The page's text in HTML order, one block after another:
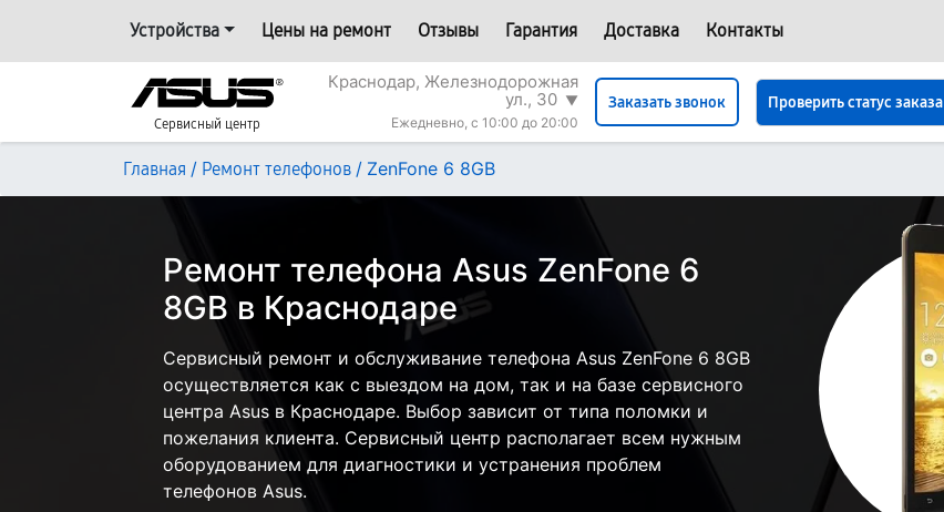
Устройства Цены на ремонт Отзывы Гарантия Доставка Контакты
Сервисный центр
Краснодар, Железнодорожная
ул., 30 ▼
Ежедневно, с 10:00 до 20:00
Заказать звонок Проверить статус заказа
Главная / Ремонт телефонов / ZenFone 6 8GB
Ремонт телефона Asus ZenFone 6
8GB в Краснодаре
Сервисный ремонт и обслуживание телефона Asus ZenFone 6 8GB
осуществляется как с выездом на дом, так и на базе сервисного
центра Asus в Краснодаре. Выбор зависит от типа поломки и
пожелания клиента. Сервисный центр располагает всем нужным
оборудованием для диагностики и устранения проблем
телефонов Asus.